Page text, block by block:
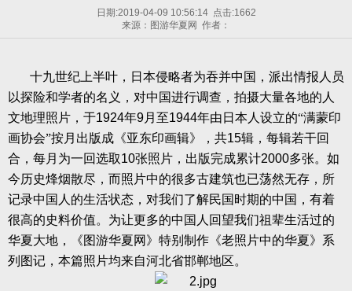
日期:2019-04-09 10:56:14点击:1662
来源：图游华夏网 作者：
十九世纪上半叶，日本侵略者为吞并中国，派出情报人员
以探险和学者的名义，对中国进行调查，拍摄大量各地的人
文地理照片，于1924年9月至1944年由日本人设立的“满蒙印
画协会”按月出版成《亚东印画辑》，共15辑，每辑若干回
合，每月为一回选取10张照片，出版完成累计2000多张。如
今历史烽烟散尽，而照片中的很多古建筑也已荡然无存，所
记录中国人的生活状态，对我们了解民国时期的中国，有着
很高的史料价值。为让更多的中国人回望我们祖辈生活过的
华夏大地，《图游华夏网》特别制作《老照片中的华夏》系
列图记，本篇照片均来自河北省邯郸地区。